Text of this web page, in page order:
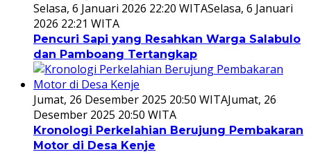
Selasa, 6 Januari 2026 22:20 WITASelasa, 6 Januari
2026 22:21 WITA
Pencuri Sapi yang Resahkan Warga Salabulo
dan Pamboang Tertangkap
Jumat, 26 Desember 2025 20:50 WITAJumat, 26
Desember 2025 20:50 WITA
Kronologi Perkelahian Berujung Pembakaran
Motor di Desa Kenje